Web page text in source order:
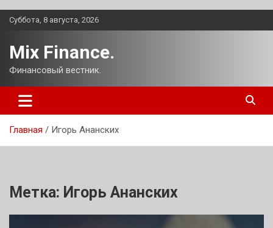
Перейти
Суббота, 8 августа, 2026
Mix Finance.
Финансовый вестник.
Главная Игорь Ананских
Метка: Игорь Ананских